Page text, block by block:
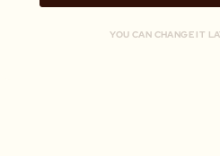
YOU CAN CHANGE IT